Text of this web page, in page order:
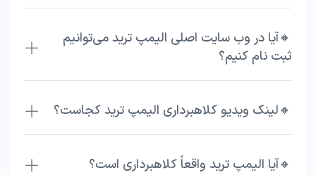
🔸آیا در وب سایت اصلی الیمپ ترید می‌توانیم
ثبت نام کنیم؟
🔸لینک ویدیو کلاهبرداری الیمپ ترید کجاست؟
🔸آیا الیمپ ترید واقعاً کلاهبرداری است؟